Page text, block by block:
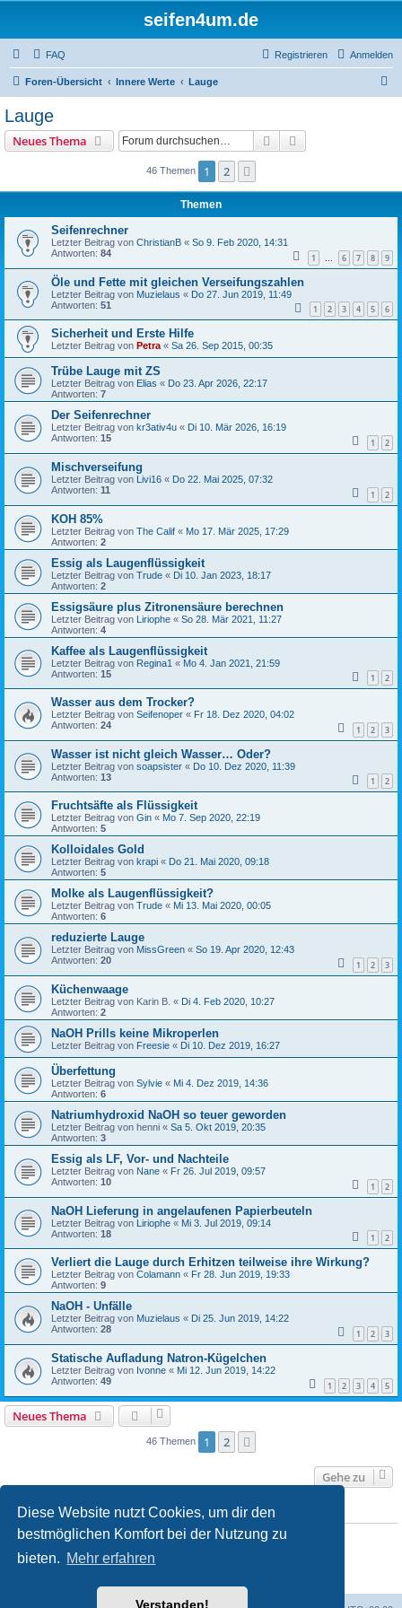
Diese Website nutzt Cookies, um dir den
bestmöglichen Komfort bei der Nutzung zu
bieten. Mehr erfahren
Verstanden!
seifen4um.de
FAQ Anmelden
Registrieren
Foren-Übersicht Innere Werte Lauge
Lauge
Neues Thema Suche
46 Themen 1 2
Themen
Seifenrechner
Letzter Beitrag von ChristianB « So 9. Feb 2020, 14:31
Antworten: 84 1 … 6 7 8 9
Öle und Fette mit gleichen Verseifungszahlen
Letzter Beitrag von Muzielaus « Do 27. Jun 2019, 11:49
Antworten: 51 1 2 3 4 5 6
Sicherheit und Erste Hilfe
Letzter Beitrag von Petra « Sa 26. Sep 2015, 00:35
Trübe Lauge mit ZS
Letzter Beitrag von Elias « Do 23. Apr 2026, 22:17
Antworten: 7
Der Seifenrechner
Letzter Beitrag von kr3ativ4u « Di 10. Mär 2026, 16:19
Antworten: 15 1 2
Mischverseifung
Letzter Beitrag von Livi16 « Do 22. Mai 2025, 07:32
Antworten: 11 1 2
KOH 85%
Letzter Beitrag von The Calif « Mo 17. Mär 2025, 17:29
Antworten: 2
Essig als Laugenflüssigkeit
Letzter Beitrag von Trude « Di 10. Jan 2023, 18:17
Antworten: 2
Essigsäure plus Zitronensäure berechnen
Letzter Beitrag von Liriophe « So 28. Mär 2021, 11:27
Antworten: 4
Kaffee als Laugenflüssigkeit
Letzter Beitrag von Regina1 « Mo 4. Jan 2021, 21:59
Antworten: 15 1 2
Wasser aus dem Trocker?
Letzter Beitrag von Seifenoper « Fr 18. Dez 2020, 04:02
Antworten: 24 1 2 3
Wasser ist nicht gleich Wasser… Oder?
Letzter Beitrag von soapsister « Do 10. Dez 2020, 11:39
Antworten: 13 1 2
Fruchtsäfte als Flüssigkeit
Letzter Beitrag von Gin « Mo 7. Sep 2020, 22:19
Antworten: 5
Kolloidales Gold
Letzter Beitrag von krapi « Do 21. Mai 2020, 09:18
Antworten: 5
Molke als Laugenflüssigkeit?
Letzter Beitrag von Trude « Mi 13. Mai 2020, 00:05
Antworten: 6
reduzierte Lauge
Letzter Beitrag von MissGreen « So 19. Apr 2020, 12:43
Antworten: 20 1 2 3
Küchenwaage
Letzter Beitrag von Karin B. « Di 4. Feb 2020, 10:27
Antworten: 2
NaOH Prills keine Mikroperlen
Letzter Beitrag von Freesie « Di 10. Dez 2019, 16:27
Überfettung
Letzter Beitrag von Sylvie « Mi 4. Dez 2019, 14:36
Antworten: 6
Natriumhydroxid NaOH so teuer geworden
Letzter Beitrag von henni « Sa 5. Okt 2019, 20:35
Antworten: 3
Essig als LF, Vor- und Nachteile
Letzter Beitrag von Nane « Fr 26. Jul 2019, 09:57
Antworten: 10 1 2
NaOH Lieferung in angelaufenen Papierbeuteln
Letzter Beitrag von Liriophe « Mi 3. Jul 2019, 09:14
Antworten: 18 1 2
Verliert die Lauge durch Erhitzen teilweise ihre Wirkung?
Letzter Beitrag von Colamann « Fr 28. Jun 2019, 19:33
Antworten: 9
NaOH - Unfälle
Letzter Beitrag von Muzielaus « Di 25. Jun 2019, 14:22
Antworten: 28 1 2 3
Statische Aufladung Natron-Kügelchen
Letzter Beitrag von Ivonne « Mi 12. Jun 2019, 14:22
Antworten: 49 1 2 3 4 5
Neues Thema
46 Themen 1 2
Gehe zu
BERECHTIGUNGEN IN DIESEM FORUM
Du darfstkeine neuen Themen in diesem Forum erstellen.
keine
Antworten zu Themen in diesem Forum erstellen.
Du darfst deine Beiträge in diesem Forum